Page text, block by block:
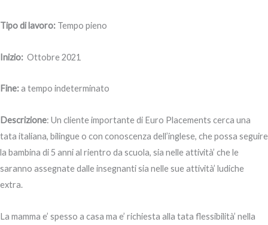
Tipo di lavoro: Tempo pieno
Inizio: Ottobre 2021
Fine:a tempo indeterminato
Descrizione: Un cliente importante di Euro Placements cerca una
tata italiana, bilingue o con conoscenza dell’inglese, che possa seguire
la bambina di 5 anni al rientro da scuola, sia nelle attività’ che le
saranno assegnate dalle insegnanti sia nelle sue attività’ ludiche
extra.
La mamma e’ spesso a casa ma e’ richiesta alla tata flessibilità’ nella